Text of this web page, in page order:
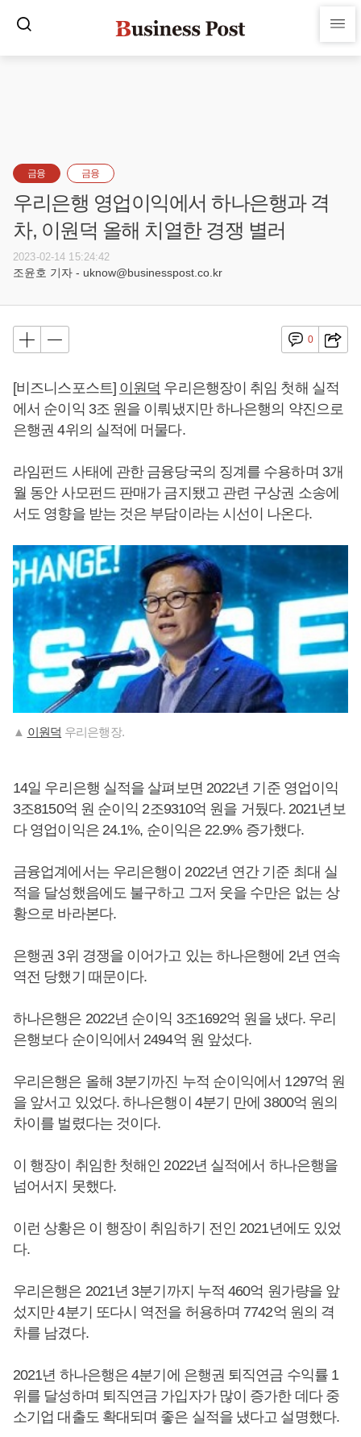
금융 금융
우리은행 영업이익에서 하나은행과 격
차, 이원덕 올해 치열한 경쟁 별러
2023-02-14 15:24:42
조윤호 기자 - uknow@businesspost.co.kr
0
[비즈니스포스트] 이원덕 우리은행장이 취임 첫해 실적
에서 순이익 3조 원을 이뤄냈지만 하나은행의 약진으로
은행권 4위의 실적에 머물다.
라임펀드 사태에 관한 금융당국의 징계를 수용하며 3개
월 동안 사모펀드 판매가 금지됐고 관련 구상권 소송에
서도 영향을 받는 것은 부담이라는 시선이 나온다.
▲ 이원덕 우리은행장.
14일 우리은행 실적을 살펴보면 2022년 기준 영업이익
3조8150억 원 순이익 2조9310억 원을 거뒀다. 2021년보
다 영업이익은 24.1%, 순이익은 22.9% 증가했다.
금융업계에서는 우리은행이 2022년 연간 기준 최대 실
적을 달성했음에도 불구하고 그저 웃을 수만은 없는 상
황으로 바라본다.
은행권 3위 경쟁을 이어가고 있는 하나은행에 2년 연속
역전 당했기 때문이다.
하나은행은 2022년 순이익 3조1692억 원을 냈다. 우리
은행보다 순이익에서 2494억 원 앞섰다.
우리은행은 올해 3분기까진 누적 순이익에서 1297억 원
을 앞서고 있었다. 하나은행이 4분기 만에 3800억 원의
차이를 벌렸다는 것이다.
이 행장이 취임한 첫해인 2022년 실적에서 하나은행을
넘어서지 못했다.
이런 상황은 이 행장이 취임하기 전인 2021년에도 있었
다.
우리은행은 2021년 3분기까지 누적 460억 원가량을 앞
섰지만 4분기 또다시 역전을 허용하며 7742억 원의 격
차를 남겼다.
2021년 하나은행은 4분기에 은행권 퇴직연금 수익률 1
위를 달성하며 퇴직연금 가입자가 많이 증가한 데다 중
소기업 대출도 확대되며 좋은 실적을 냈다고 설명했다.